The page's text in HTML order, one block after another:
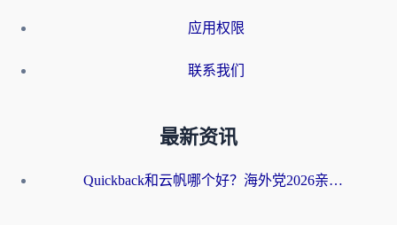
应用权限
联系我们
最新资讯
Quickback和云帆哪个好？海外党2026亲测指南：选对加速器大陆工具，无缝刷国内剧玩国服